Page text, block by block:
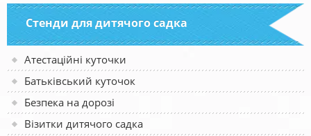
Стенди для дитячого садка
Атестаційні куточки
Батьківський куточок
Безпека на дорозі
Візитки дитячого садка